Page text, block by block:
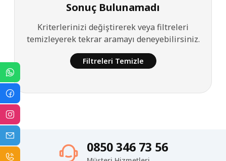
Sonuç Bulunamadı
Kriterlerinizi değiştirerek veya filtreleri
temizleyerek tekrar aramayı deneyebilirsiniz.
Filtreleri Temizle
0850 346 73 56